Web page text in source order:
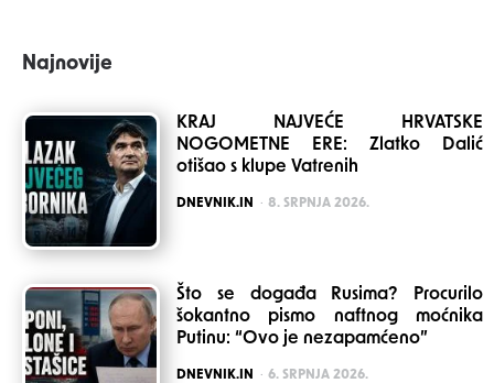
Najnovije
KRAJ NAJVEĆE HRVATSKE
NOGOMETNE ERE: Zlatko Dalić
otišao s klupe Vatrenih
POSTED
DNEVNIK.IN 8. SRPNJA 2026.
Što se događa Rusima? Procurilo
šokantno pismo naftnog moćnika
Putinu: “Ovo je nezapamćeno”
POSTED
DNEVNIK.IN 6. SRPNJA 2026.